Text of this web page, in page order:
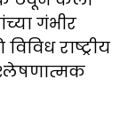
गंभीर
राष्ट्रीय